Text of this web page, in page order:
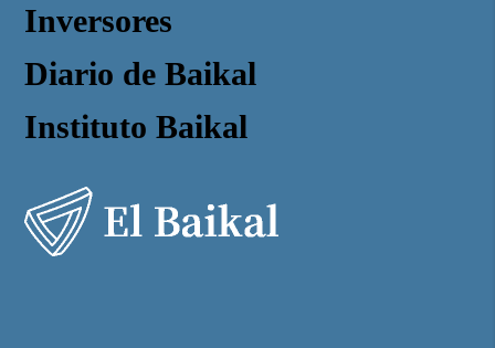
Inversores
Diario de Baikal
Instituto Baikal